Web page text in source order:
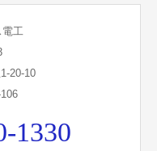
工
20-10
1330